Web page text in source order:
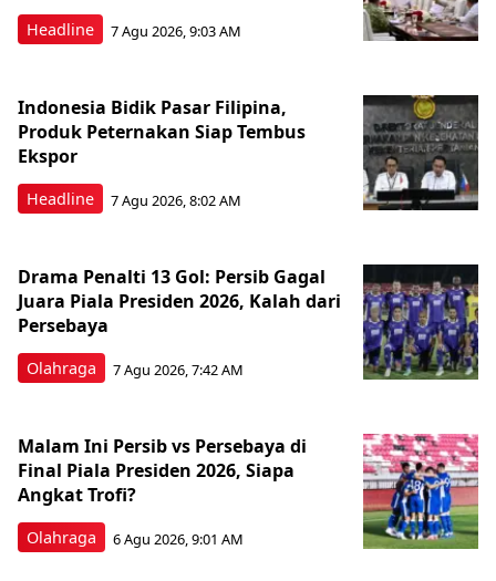
Headline 7 Agu 2026, 9:03 AM
Headline
Indonesia Bidik Pasar Filipina,
Produk Peternakan Siap Tembus
Ekspor
7 Agu 2026, 8:02 AM
Olahraga
Drama Penalti 13 Gol: Persib Gagal
Juara Piala Presiden 2026, Kalah dari
Persebaya
7 Agu 2026, 7:42 AM
Olahraga
Malam Ini Persib vs Persebaya di
Final Piala Presiden 2026, Siapa
Angkat Trofi?
6 Agu 2026, 9:01 AM